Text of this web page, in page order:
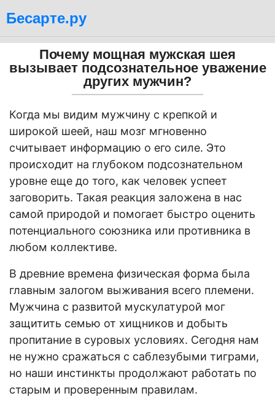
Бесарте.ру
Почему мощная мужская шея
вызывает подсознательное уважение
других мужчин?
Когда мы видим мужчину с крепкой и
широкой шеей, наш мозг мгновенно
считывает информацию о его силе. Это
происходит на глубоком подсознательном
уровне еще до того, как человек успеет
заговорить. Такая реакция заложена в нас
самой природой и помогает быстро оценить
потенциального союзника или противника в
любом коллективе.
В древние времена физическая форма была
главным залогом выживания всего племени.
Мужчина с развитой мускулатурой мог
защитить семью от хищников и добыть
пропитание в суровых условиях. Сегодня нам
не нужно сражаться с саблезубыми тиграми,
но наши инстинкты продолжают работать по
старым и проверенным правилам.